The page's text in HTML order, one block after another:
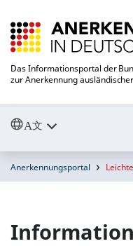
Das Informationsportal der
zur Anerkennung
Anerkennungsportal